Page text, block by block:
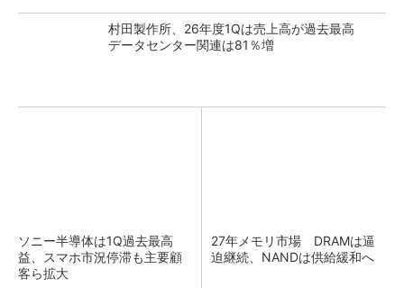
村田製作所、26年度1Qは売上高が過去最高
データセンター関連は81％増
ソニー半導体は1Q過去最高
益、スマホ市況停滞も主要顧
客ら拡大
27年メモリ市場 DRAMは逼
迫継続、NANDは供給緩和へ